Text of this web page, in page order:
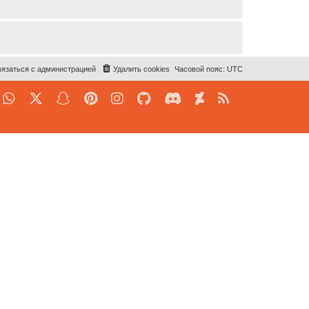
Часовой пояс: UTC
Удалить cookies
с администрацией